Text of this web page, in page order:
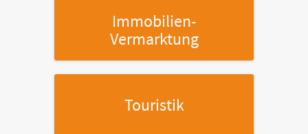
Immobilien-
Vermarktung
Touristik